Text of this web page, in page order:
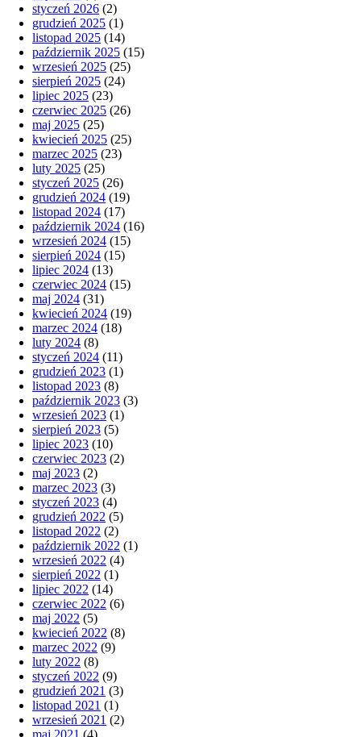
styczeń 2026 (2)
grudzień 2025 (1)
listopad 2025 (14)
październik 2025 (15)
wrzesień 2025 (25)
sierpień 2025 (24)
lipiec 2025 (23)
czerwiec 2025 (26)
maj 2025 (25)
kwiecień 2025 (25)
marzec 2025 (23)
luty 2025 (25)
styczeń 2025 (26)
grudzień 2024 (19)
listopad 2024 (17)
październik 2024 (16)
wrzesień 2024 (15)
sierpień 2024 (15)
lipiec 2024 (13)
czerwiec 2024 (15)
maj 2024 (31)
kwiecień 2024 (19)
marzec 2024 (18)
luty 2024 (8)
styczeń 2024 (11)
grudzień 2023 (1)
listopad 2023 (8)
październik 2023 (3)
wrzesień 2023 (1)
sierpień 2023 (5)
lipiec 2023 (10)
czerwiec 2023 (2)
maj 2023 (2)
marzec 2023 (3)
styczeń 2023 (4)
grudzień 2022 (5)
listopad 2022 (2)
październik 2022 (1)
wrzesień 2022 (4)
sierpień 2022 (1)
lipiec 2022 (14)
czerwiec 2022 (6)
maj 2022 (5)
kwiecień 2022 (8)
marzec 2022 (9)
luty 2022 (8)
styczeń 2022 (9)
grudzień 2021 (3)
listopad 2021 (1)
wrzesień 2021 (2)